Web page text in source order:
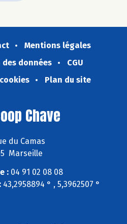
Mentions légales
données
CGU
Plan du site
Chave
du Camas
Marseille
: 04 91 02 08 08
43,2958894 ° , 5,3962507 °